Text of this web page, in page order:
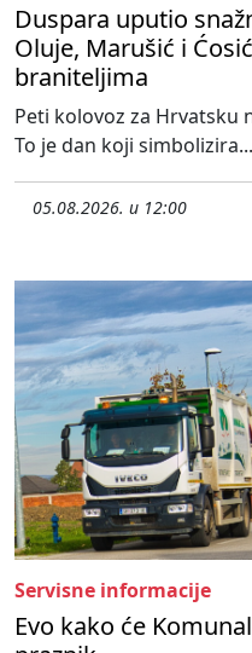
Duspara uputio
Oluje, Marušić i
braniteljima
Peti kolovoz za Hrvatsku
To je dan koji simbolizira...
05.08.2026. u 12:00
Servisne informacije
Evo kako će